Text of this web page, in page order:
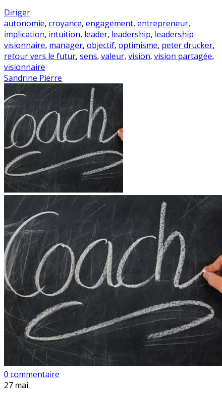
Diriger
autonomie, croyance, engagement, entrepreneur,
implication, intuition, leader, leadership, leadership
visionnaire, manager, objectif, optimisme, peter drucker,
retour vers le futur, sens, valeur, vision, vision partagée,
visionnaire
Sandrine Pierre
0 commentaire
27 mai